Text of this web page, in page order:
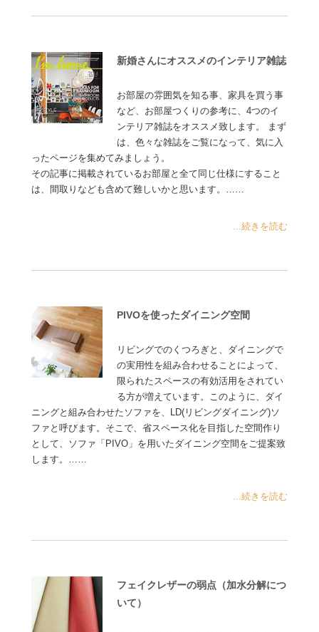
新婚さんにオススメのインテリア雑誌
お部屋の雰囲気を知る事、家具を買う事
など、お部屋つくりの参考に、4つのイ
ンテリア雑誌をオススメ致します。 まず
は、色々な雑誌をご覧になって、気に入
ったページを集めてみましょう。
その記事に掲載されているお部屋と全て同じ仕様にすること
は、間取りなども含めて難しいかと思います。……
...続きを読む
PIVOを使ったダイニング空間
リビングでのくつろぎと、ダイニングで
の実用性を組み合わせることによって、
限られたスペースの有効活用をされてい
る方が増えています。このように、ダイ
ニングと組み合わせたソファを、LD(リビングダイニング)ソ
ファと呼びます。そこで、省スペース化を目指した空間作り
として、ソファ「PIVO」を用いたダイニング空間をご提案致
します。……
...続きを読む
フェイクレザーの弱点（加水分解につ
いて）